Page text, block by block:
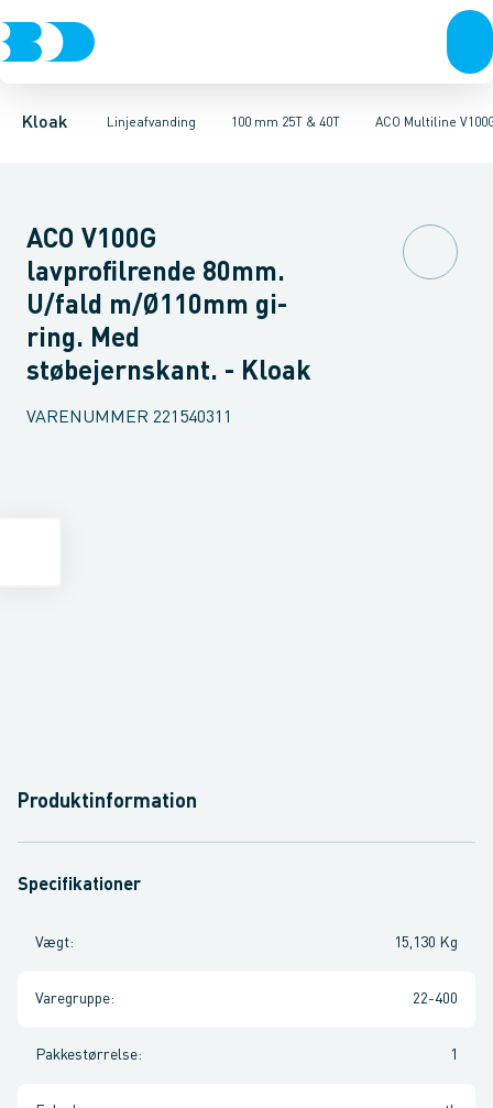
Kloak Linjeafvanding
Rør & fittingsBrøndeBrøndgodsLinjeafvanding Tanke,
100 mm 25T & 40T
100 mm 1,5T, 12,5T & 25T 100 mm 25T & 40T 100 mm 90T 150
ACO Multiline
ULMA MULTIV+ 100. Galvaniseret ULMA MULTIV+ 100.
ACO V100G
lavprofilrende 80mm.
U/fald m/Ø110mm gi-
ring. Med
støbejernskant. - Kloak
VARENUMMER 221540311
Produktinformation
Specifikationer
Vægt: 15,130 Kg
Varegruppe: 22-400
Pakkestørrelse: 1